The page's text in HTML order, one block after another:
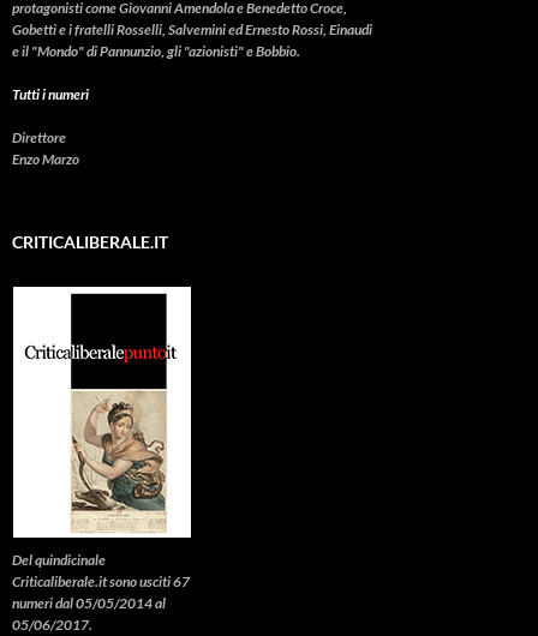
protagonisti come Giovanni Amendola e Benedetto Croce,
Gobetti e i fratelli Rosselli, Salvemini ed Ernesto Rossi, Einaudi
e il "Mondo" di Pannunzio, gli "azionisti" e Bobbio.
Tutti i numeri
Direttore
Enzo Marzo
CRITICALIBERALE.IT
Del quindicinale
Criticaliberale.it sono usciti 67
numeri dal 05/05/2014 al
05/06/2017.